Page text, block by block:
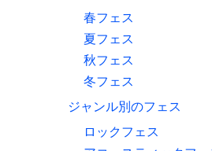
春フェス
夏フェス
秋フェス
冬フェス
ジャンル別のフェス
ロックフェス